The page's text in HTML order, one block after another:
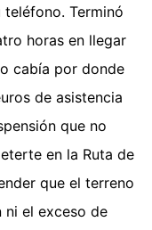
Terminó
horas en llegar
cabía por donde
de asistencia
que no
en la Ruta de
que el terreno
ni el exceso de